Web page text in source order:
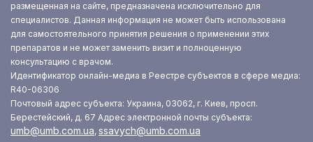
размещенная на сайте, предназначена исключительно для
специалистов. Данная информация не может быть использована
для самостоятельного принятия решения о применении этих
препаратов и не может заменить визит и полноценную
консультацию с врачом.
Идентификатор онлайн-медиа в Реестре субъектов в сфере медиа:
R40-06306
Почтовый адрес субъекта: Украина, 03062, г. Киев, просп.
Берестейский, д. 67 Адрес электронной почты субъекта:
umb@umb.com.ua, ssavych@umb.com.ua